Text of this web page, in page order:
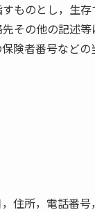
ものとし，生存
その他の記述
険者番号など
住所，電話番